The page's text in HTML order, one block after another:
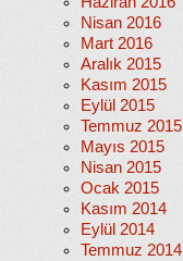
Nisan 2016
Mart 2016
Aralık 2015
Kasım 2015
Eylül 2015
Temmuz 2015
Mayıs 2015
Nisan 2015
Ocak 2015
Kasım 2014
Eylül 2014
Temmuz 2014